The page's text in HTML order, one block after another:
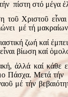
τήν πίστη στό
Χριστοῦ
μέ τή
ζωή καί
βίωση καί
ἀλλά καί κάθε
Πάσχα. Μετά τήν
μέ τήν